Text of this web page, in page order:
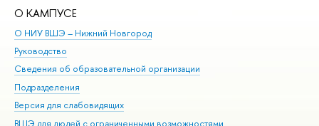
О КАМПУСЕ
О НИУ ВШЭ – Нижний Новгород
Руководство
Сведения об образовательной организации
Подразделения
Версия для слабовидящих
ВШЭ для людей с ограниченными возможностями